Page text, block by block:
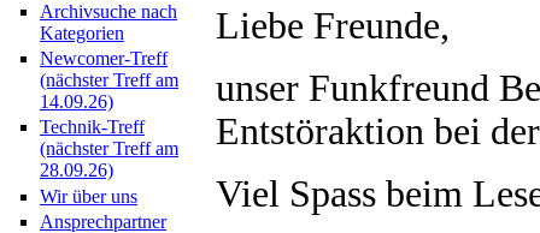
Archivsuche nach
Kategorien
Newcomer-Treff
(nächster Treff am
14.09.26)
Technik-Treff
(nächster Treff am
28.09.26)
Wir über uns
Ansprechpartner
Liebe Freunde,
unser Funkfreund
Entstöraktion bei
Viel Spass beim